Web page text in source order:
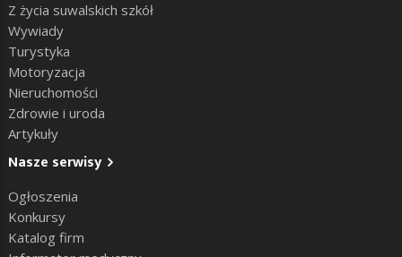
Z życia suwalskich szkół
Wywiady
Turystyka
Motoryzacja
Nieruchomości
Zdrowie i uroda
Artykuły
Nasze serwisy
Ogłoszenia
Konkursy
Katalog firm